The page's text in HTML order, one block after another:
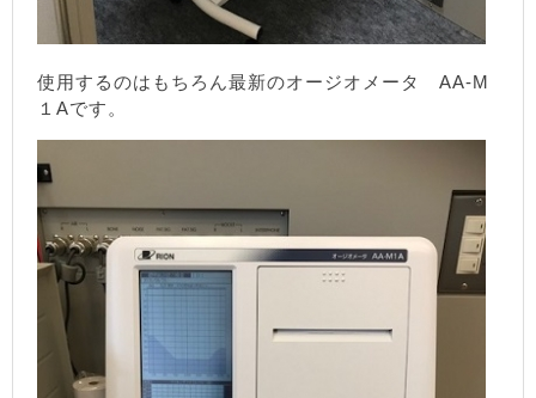
使用するのはもちろん最新のオージオメータ AA-M
１Aです。